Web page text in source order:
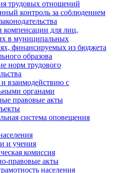
трудовых отношений
контроль за соблюдением
компенсации для лиц,
в муниципальных
финансируемых из бюджета
образова
норм трудового
взаимодействию с
органами
правовые акты
система оповещения
и учения
комиссия
правовые акты
населения